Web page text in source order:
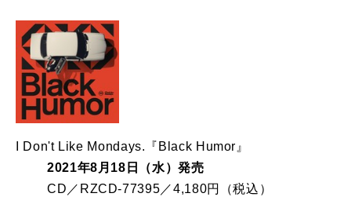
I Don't Like Mondays.『Black Humor』
2021年8月18日（水）発売
CD／RZCD-77395／4,180円（税込）